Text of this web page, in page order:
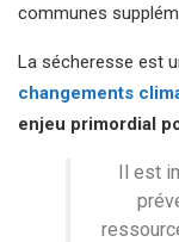
communes
La sécheresse est
changements
enjeu primordial
Il est